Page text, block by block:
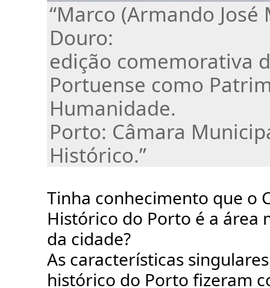
“Marco (Armando
Douro:
edição comemorativa
Portuense como
Humanidade.
Porto: Câmara
Histórico.”
Tinha conhecimento que o
Histórico do Porto é a área
da cidade?
As características
histórico do Porto fizeram